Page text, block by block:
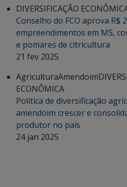
DIVERSIFICAÇÃO
Conselho do FCO aprova R$
empreendimentos em MS,
e pomares de citricultura
21 fev 2025
AgriculturaAmendoim
ECONÔMICA
Política de diversificação
amendoim crescer e
produtor no país
24 jan 2025